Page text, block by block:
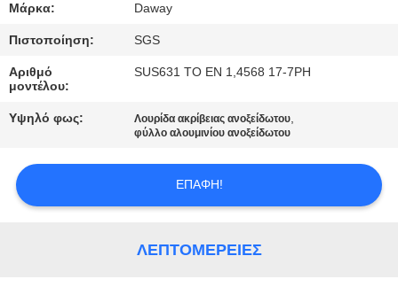
ΜΑΣ
ΕΛΆΤΕ
ΣΕ
ΕΠΑΦΉ
ΖΗΤΉΣΤΕ
ΑΠΌΣΠΑΣΜΑ
Μάρκα: Daway
Πιστοποίηση: SGS
Αριθμό
μοντέλου:
SUS631 ΤΟ EN 1,4568 17-7PH
Υψηλό φως: Λουρίδα ακρίβειας ανοξείδωτου,
φύλλο αλουμινίου ανοξείδωτου
ΕΠΑΦΉ!
ΛΕΠΤΟΜΈΡΕΙΕΣ